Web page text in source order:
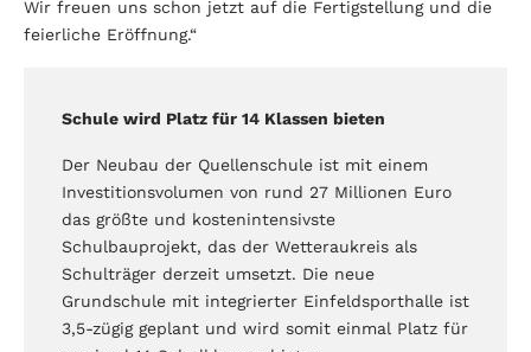
Wir freuen uns schon jetzt auf die Fertigstellung und die
feierliche Eröffnung.“
Schule wird Platz für 14 Klassen bieten
Der Neubau der Quellenschule ist mit einem
Investitionsvolumen von rund 27 Millionen Euro
das größte und kostenintensivste
Schulbauprojekt, das der Wetteraukreis als
Schulträger derzeit umsetzt. Die neue
Grundschule mit integrierter Einfeldsporthalle ist
3,5-zügig geplant und wird somit einmal Platz für